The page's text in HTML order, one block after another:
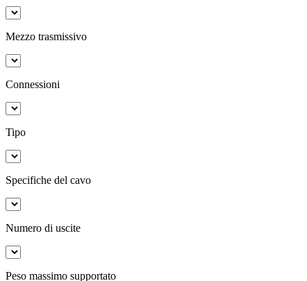
Mezzo trasmissivo
Connessioni
Tipo
Specifiche del cavo
Numero di uscite
Peso massimo supportato